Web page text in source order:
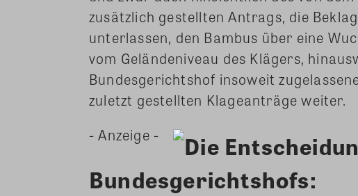
zusätzlich gestellten Antrags, die
unterlassen, den Bambus über eine
vom Geländeniveau des Klägers,
Bundesgerichtshof insoweit
zuletzt gestellten Klageanträge weiter.
- Anzeige -
Die
Bundesgerichtshofs: